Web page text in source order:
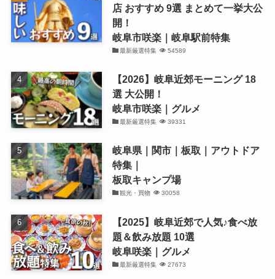
店 おすすめ 9選 まとめて一挙大公
開！
岐阜市咲楽｜岐阜駅前特集
最新厳選特集 54589
【2026】岐阜近郊モーニング 18
選 大公開！
岐阜市咲楽｜グルメ
最新厳選特集 39331
岐阜県｜関市｜板取｜アウトドア
特集｜
板取キャンプ場
観光・買物 30058
【2025】岐阜近郊で人気♪食べ放
題＆飲み放題 10選
岐阜咲楽｜グルメ
最新厳選特集 27673